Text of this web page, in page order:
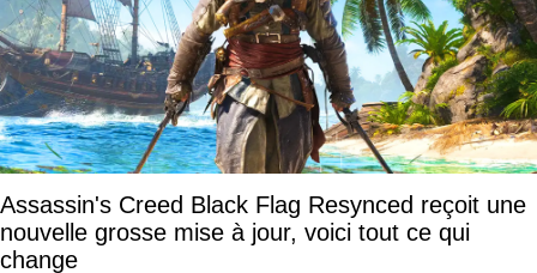
Assassin's Creed Black Flag Resynced reçoit une
nouvelle grosse mise à jour, voici tout ce qui
change